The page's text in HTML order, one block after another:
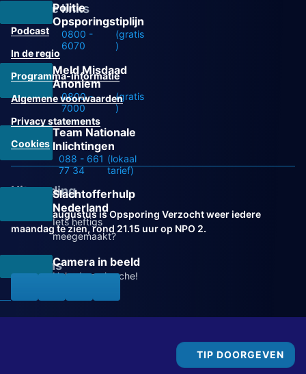
TIP DOORGEVEN
Politie
Opsporingstiplijn
0800 -
6070
(gratis
)
Meld Misdaad
Anoniem
0800 -
7000
(gratis
)
Team Nationale
Inlichtingen
088 - 661
77 34
(lokaal
tarief)
Slachtofferhulp
Nederland
Iets heftigs
meegemaakt?
Camera in beeld
Help de recherche!
Overige links
Podcast
In de regio
Programma-informatie
Algemene voorwaarden
Privacy statements
Cookies
Uitzending
Vanaf 31 augustus is Opsporing Verzocht weer iedere
maandag te zien, rond 21.15 uur op NPO 2.
Volg ons